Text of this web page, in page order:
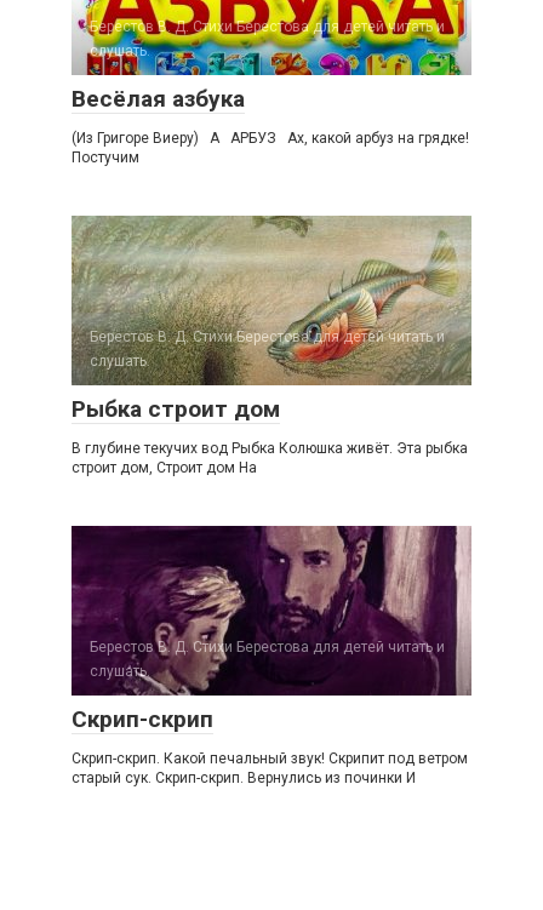
Берестов В. Д. Стихи Берестова для детей читать и
слушать.
Весёлая азбука
(Из Григоре Виеру) А АРБУЗ Ах, какой арбуз на грядке!
Постучим
Берестов В. Д. Стихи Берестова для детей читать и
слушать.
Рыбка строит дом
В глубине текучих вод Рыбка Колюшка живёт. Эта рыбка
строит дом, Строит дом На
Берестов В. Д. Стихи Берестова для детей читать и
слушать.
Скрип-скрип
Скрип-скрип. Какой печальный звук! Скрипит под ветром
старый сук. Скрип-скрип. Вернулись из починки И